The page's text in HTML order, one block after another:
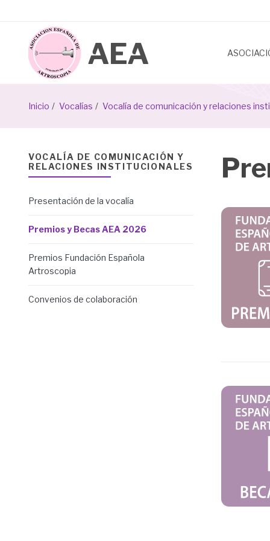
contenido
principal
Sobrescribir
de
ayuda
a
la
Inicio Vocalías Vocalía de comunicación y relaciones
VOCALÍA DE COMUNICACIÓN Y
RELACIONES INSTITUCIONALES
Presentación de la vocalía
Premios y Becas AEA 2026
Premios Fundación Española
Artroscopia
Convenios de colaboración